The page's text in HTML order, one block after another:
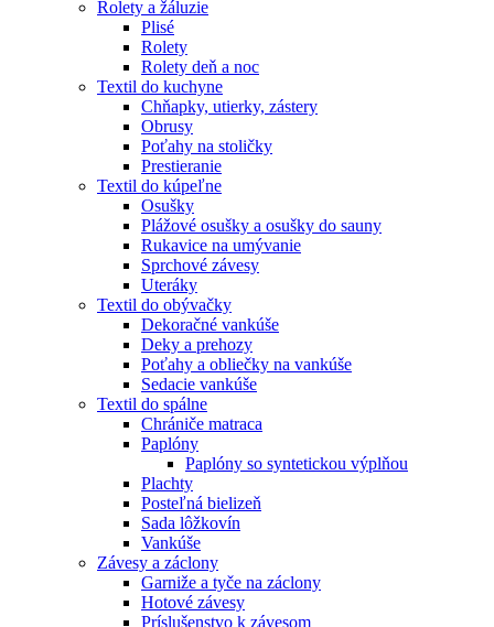
Rolety a žáluzie
Plisé
Rolety
Rolety deň a noc
Textil do kuchyne
Chňapky, utierky, zástery
Obrusy
Poťahy na stoličky
Prestieranie
Textil do kúpeľne
Osušky
Plážové osušky a osušky do sauny
Rukavice na umývanie
Sprchové závesy
Uteráky
Textil do obývačky
Dekoračné vankúše
Deky a prehozy
Poťahy a obliečky na vankúše
Sedacie vankúše
Textil do spálne
Chrániče matraca
Paplóny
Paplóny so syntetickou výplňou
Plachty
Posteľná bielizeň
Sada lôžkovín
Vankúše
Závesy a záclony
Garniže a tyče na záclony
Hotové závesy
Príslušenstvo k závesom